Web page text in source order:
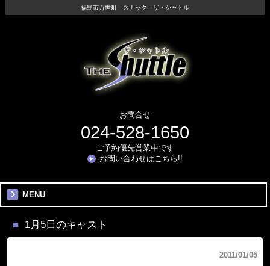
福島市万世町 スナック ザ・シャトル
お問合せ
024-528-1650
ご予約優先営業中です
お問い合わせはこちら!!
MENU
1月5日のキャスト
2011/01/05